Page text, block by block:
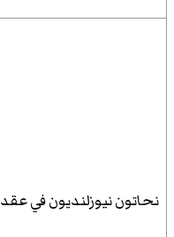
نحاتون نيوزلنديون في عقد 2080